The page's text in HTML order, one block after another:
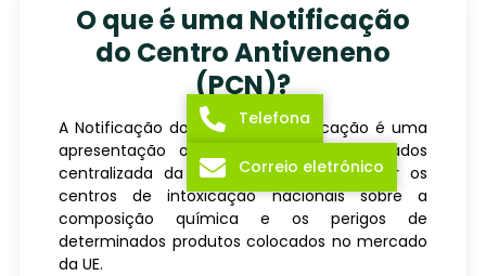
O que é uma Notificação
do Centro Antiveneno
(PCN)?
A Notificação do Centro de Intoxicação é uma
apresentação obrigatória à base de dados
centralizada da UE, destinada a informar os
centros de intoxicação nacionais sobre a
composição química e os perigos de
determinados produtos colocados no mercado
da UE.
Telefona
Correio eletrónico